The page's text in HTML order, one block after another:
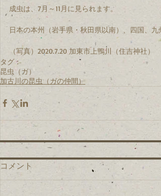
成虫は、7月～11月に見られます。
日本の本州（岩手県・秋田県以南）、四国、
（写真）2020.7.20 加東市上鴨川（住吉神社）
タグ：
昆虫（ガ）
加古川の昆虫（ガの仲間）
コメント